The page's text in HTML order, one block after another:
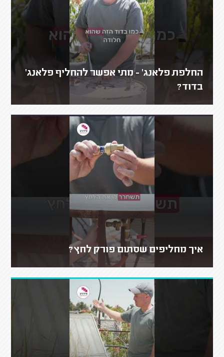
החלפת פלאנג' - מתי אפשר להחליף פלאנג'
בדוד?
איך מחליפים שסתום פורק לחץ?